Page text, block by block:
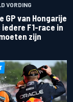
VORDING
GP van Hongarije
F1-race in
zijn